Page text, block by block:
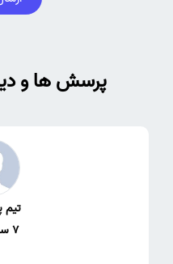
پرسش ها و
تیم
7 سال پیش